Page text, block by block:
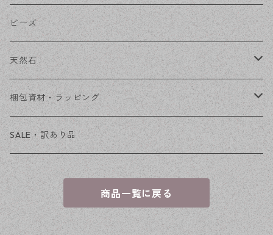
チェーン
その他
ファーボール
リボン金具
ビーズ
天然石
穴あき
穴なし
梱包資材・ラッピング
発送ボックス
アクセサリー台紙
OPP袋
SALE・訳あり品
商品一覧に戻る